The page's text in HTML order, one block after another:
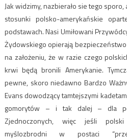
Jak widzimy, nazbierało sie tego
stosunki polsko-amerykańskie
podstawach. Nasi Umiłowani
Żydowskiego opierają
na założeniu, że w razie czego
krwi będą bronili Amerykanie.
pewne, skoro niedawno Bardzo
Evans dowodzący tamtejszymi
gomorytów – i tak dalej – dla
Zjednoczonych, więc jeśli
myślozbrodni w postaci